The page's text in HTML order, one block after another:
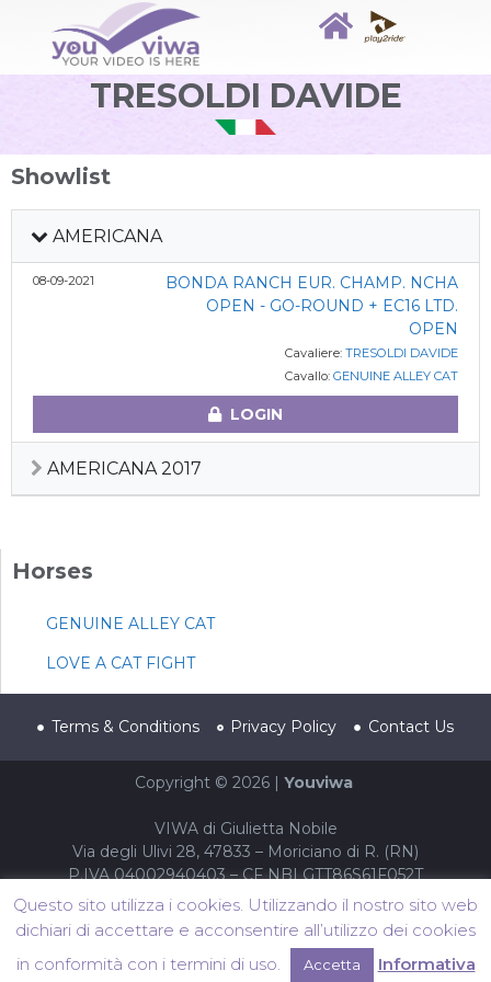
TRESOLDI DAVIDE
Showlist
AMERICANA
08-09-2021
BONDA RANCH EUR. CHAMP. NCHA
OPEN - GO-ROUND + EC16 LTD.
OPEN
Cavaliere: TRESOLDI DAVIDE
Cavallo: GENUINE ALLEY CAT
LOGIN
AMERICANA 2017
Horses
GENUINE ALLEY CAT
LOVE A CAT FIGHT
Terms & Conditions Privacy Policy Contact Us
Copyright © 2026 | Youviwa
VIWA di Giulietta Nobile
Via degli Ulivi 28, 47833 – Moriciano di R. (RN)
P.IVA 04002940403 – CF NBLGTT86S61F052T
Questo sito utilizza i cookies. Utilizzando il nostro sito web
dichiari di accettare e acconsentire all’utilizzo dei cookies
in conformità con i termini di uso.
Accetta Informativa